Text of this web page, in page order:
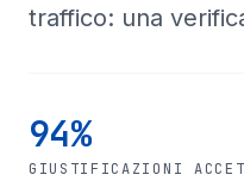
traffico: una
94%
GIUSTIFICAZIONI